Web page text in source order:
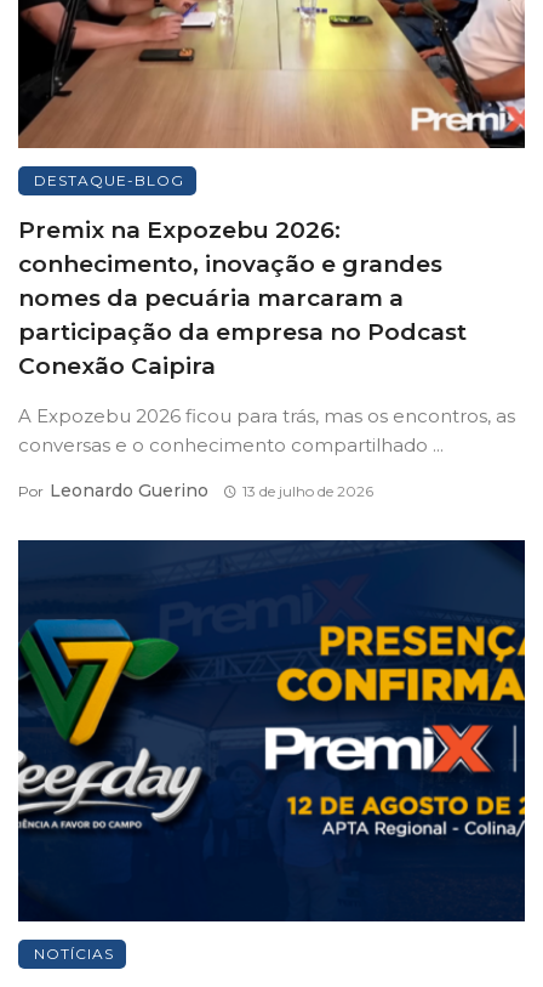
DESTAQUE-BLOG
Premix na Expozebu 2026:
conhecimento, inovação e grandes
nomes da pecuária marcaram a
participação da empresa no Podcast
Conexão Caipira
A Expozebu 2026 ficou para trás, mas os encontros, as
conversas e o conhecimento compartilhado ...
Por Leonardo Guerino 13 de julho de 2026
NOTÍCIAS